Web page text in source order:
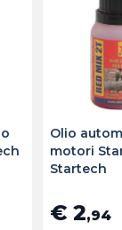
Olio
motori
Startech
€ 2,94